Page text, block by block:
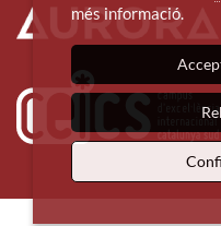
més informació.